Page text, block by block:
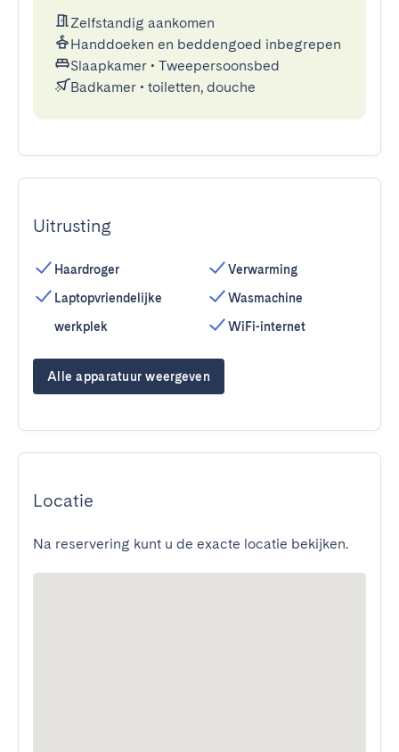
Zelfstandig aankomen
Handdoeken en beddengoed inbegrepen
Slaapkamer • Tweepersoonsbed
Badkamer • toiletten, douche
Uitrusting
Haardroger
Laptopvriendelijke
werkplek
Verwarming
Wasmachine
WiFi-internet
Alle apparatuur weergeven
Locatie
Na reservering kunt u de exacte locatie bekijken.